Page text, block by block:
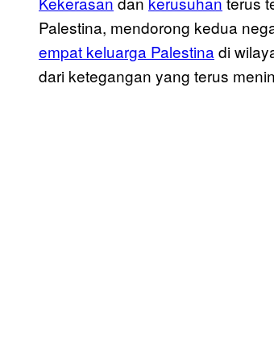
Palestina, mendorong kedua
empat keluarga Palestina di
dari ketegangan yang terus